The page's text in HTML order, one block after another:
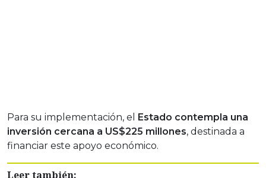
Para su implementación, el
Estado contempla una
inversión cercana a US$225 millones, destinada a
financiar este apoyo económico.
Leer también: